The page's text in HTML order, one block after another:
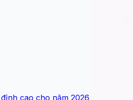
cao cho năm 2026